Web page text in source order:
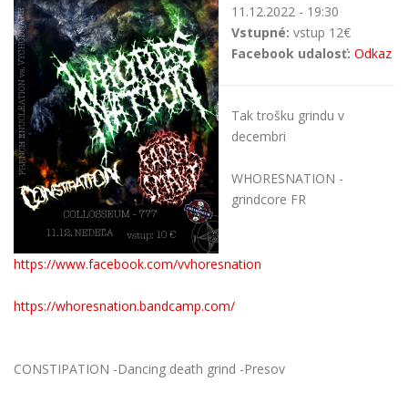
11.12.2022 - 19:30
Vstupné: vstup 12€
Facebook udalosť: Odkaz
Tak trošku grindu v
decembri
WHORESNATION -
grindcore FR
https://www.facebook.com/vvhoresnation
https://whoresnation.bandcamp.com/
CONSTIPATION -Dancing death grind -Presov